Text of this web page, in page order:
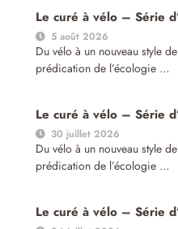
Le curé à vélo – Série
5 août 2026
Du vélo à un nouveau style
prédication de l’écologie …
Le curé à vélo – Série
30 juillet 2026
Du vélo à un nouveau style
prédication de l’écologie …
Le curé à vélo – Série